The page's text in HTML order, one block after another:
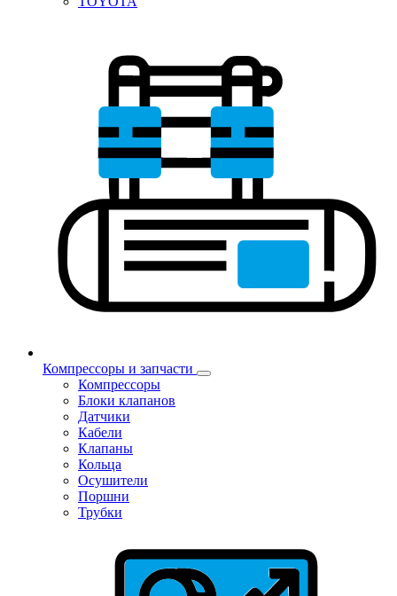
Компрессоры и запчасти
Компрессоры
Блоки клапанов
Датчики
Кабели
Клапаны
Кольца
Осушители
Поршни
Трубки